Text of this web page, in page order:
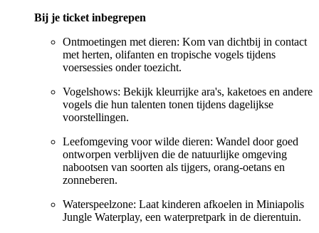
Bij je ticket inbegrepen
Ontmoetingen met dieren: Kom van dichtbij in contact
met herten, olifanten en tropische vogels tijdens
voersessies onder toezicht.
Vogelshows: Bekijk kleurrijke ara's, kaketoes en andere
vogels die hun talenten tonen tijdens dagelijkse
voorstellingen.
Leefomgeving voor wilde dieren: Wandel door goed
ontworpen verblijven die de natuurlijke omgeving
nabootsen van soorten als tijgers, orang-oetans en
zonneberen.
Waterspeelzone: Laat kinderen afkoelen in Miniapolis
Jungle Waterplay, een waterpretpark in de dierentuin.